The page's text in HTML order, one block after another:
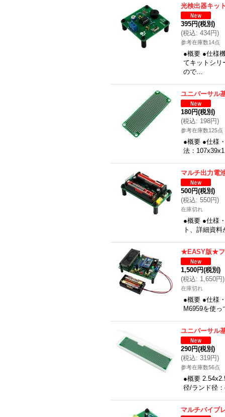
光検出器キッ
395円(税別)
(税込: 434円)
参考在庫数14点
●概要 ●仕様
てキットシリ
ので…
ユニバーサル
180円(税別)
(税込: 198円)
参考在庫数125点
●概要 ●仕様
法：
マルチ出力電
500円(税別)
(税込: 550円)
在庫切れ
●概要 ●仕様
ト、詳細資
★EASY版★フ
1,500円(税別)
(税込: 1,650円)
在庫切れ
●概要 ●仕様
M6959を使
ユニバーサル
290円(税別)
(税込: 319円)
参考在庫数56点
●概要
径/ランド径
マルチバイブ